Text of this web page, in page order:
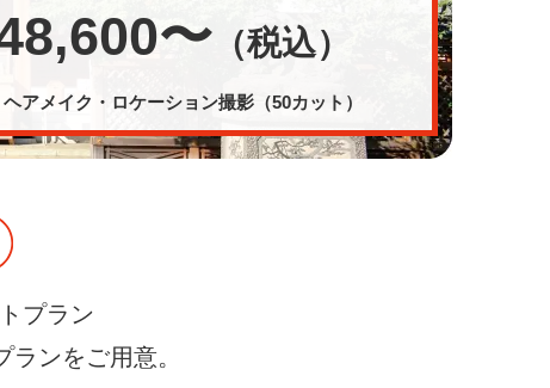
〜（税込）
アメイク・ロケーション撮影（50カット）
プラン
ンをご用意。